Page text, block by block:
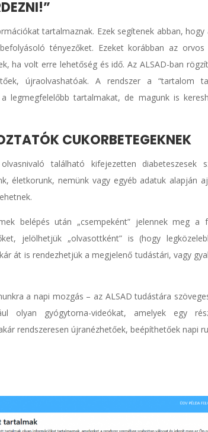
tartalmaznak. Ezek segítenek abban, hogy
tényezőket. Ezeket korábban az orvos
ha volt erre lehetőség és idő. Az ALSAD-ban
újraolvashatóak. A rendszer a “tartalom
legmegfelelőbb tartalmakat, de magunk is
CUKORBETEGEKNEK
található kifejezetten diabeteszesek
életkorunk, nemünk vagy egyéb adatuk alapján
belépés után „csempeként” jelennek meg a
jelölhetjük „olvasottként” is (hogy
át is rendezhetjük a megjelenő tudástári, vagy
a napi mozgás – az ALSAD tudástára
olyan gyógytorna-videókat, amelyek egy
rendszeresen újranézhetőek, beépíthetőek napi